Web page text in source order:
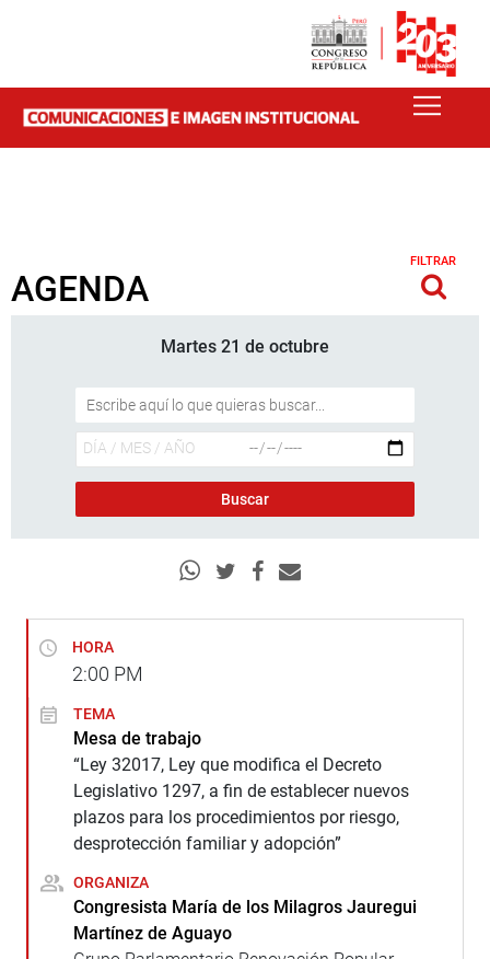
AGENDA
FILTRAR
Martes 21 de octubre
HORA
2:00 PM
TEMA
Mesa de trabajo
“Ley 32017, Ley que modifica el Decreto
Legislativo 1297, a fin de establecer nuevos
plazos para los procedimientos por riesgo,
desprotección familiar y adopción”
ORGANIZA
Congresista María de los Milagros Jauregui
Martínez de Aguayo